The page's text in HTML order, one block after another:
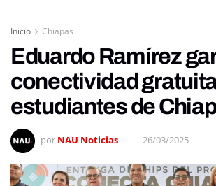
Inicio Chiapas
Eduardo Ramírez
conectividad
estudiantes de
por NAU Noticias 26/03/2025